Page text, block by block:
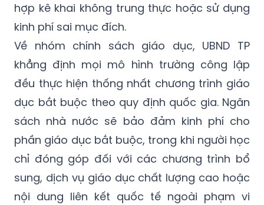
hợp kê khai không trung thực hoặc sử dụng
kinh phí sai mục đích.
Về nhóm chính sách giáo dục, UBND TP
khẳng định mọi mô hình trường công lập
đều thực hiện thống nhất chương trình giáo
dục bắt buộc theo quy định quốc gia. Ngân
sách nhà nước sẽ bảo đảm kinh phí cho
phần giáo dục bắt buộc, trong khi người học
chỉ đóng góp đối với các chương trình bổ
sung, dịch vụ giáo dục chất lượng cao hoặc
nội dung liên kết quốc tế ngoài phạm vi